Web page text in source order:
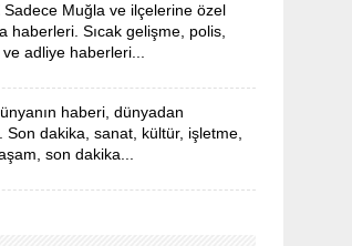
Sadece Muğla ve ilçelerine özel
haberleri. Sıcak gelişme, polis,
adliye haberleri...
haberi, dünyadan
Son dakika, sanat, kültür, işletme,
son dakika...